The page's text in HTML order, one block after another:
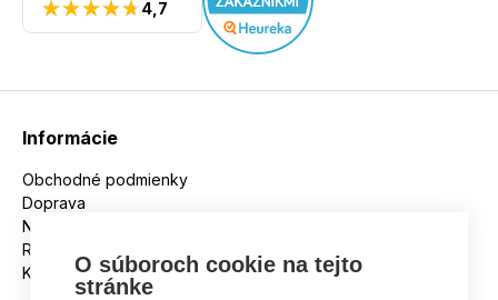
4,7
Informácie
Obchodné podmienky
Doprava
Nakupujeme na splátky
Reklamácie
KontaktO súboroch cookie na tejto
stránke